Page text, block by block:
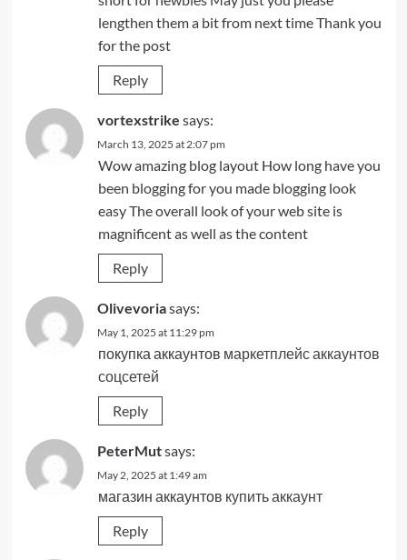
lengthen them a bit from next time Thank you
for the post
Reply
vortexstrike says:
March 13, 2025 at 2:07 pm
Wow amazing blog layout How long have you
been blogging for you made blogging look
easy The overall look of your web site is
magnificent as well as the content
Reply
Olivevoriasays:
May 1, 2025 at 11:29 pm
покупка аккаунтов маркетплейс аккаунтов
соцсетей
Reply
PeterMutsays:
May 2, 2025 at 1:49 am
магазин аккаунтов купить аккаунт
Reply